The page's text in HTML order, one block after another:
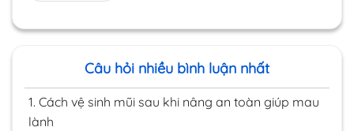
Câu hỏi nhiều bình luận nhất
1. Cách vệ sinh mũi sau khi nâng an toàn giúp mau
lành